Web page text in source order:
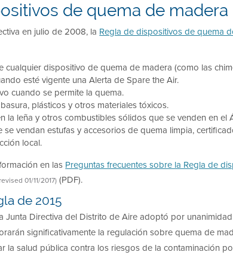
de quema de madera
en julio de 2008, la Regla de dispositivos de quema
cualquier dispositivo de quema de madera (como las
esté vigente una Alerta de Spare the Air.
cuando se permite la quema.
plásticos y otros materiales tóxicos.
la leña y otros combustibles sólidos que se venden en el
se vendan estufas y accesorios de quema limpia,
local.
en las Preguntas frecuentes sobre la Regla de
01/11/2017) (PDF).
de 2015
Junta Directiva del Distrito de Aire adoptó por
significativamente la regulación sobre quema de
la salud pública contra los riesgos de la contaminación